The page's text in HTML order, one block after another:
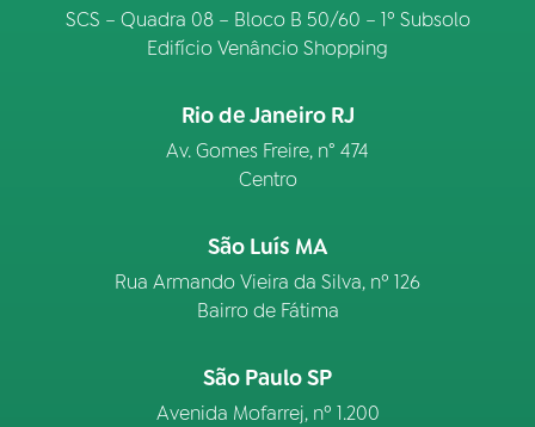
SCS – Quadra 08 – Bloco B 50/60 – 1º Subsolo
Edifício Venâncio Shopping
Rio de Janeiro RJ
Av. Gomes Freire, n° 474
Centro
São Luís MA
Rua Armando Vieira da Silva, nº 126
Bairro de Fátima
São Paulo SP
Avenida Mofarrej, nº 1.200